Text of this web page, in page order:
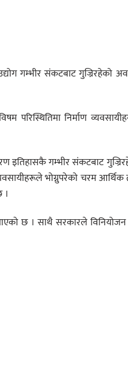
गम्भीर संकटबाट गुज्रिरहेको
परिस्थितिमा निर्माण
इतिहासकै गम्भीर संकटबाट
भोग्नुपरेको चरम आर्थिक
।
आएको छ । साथै सरकारले विनियोजन